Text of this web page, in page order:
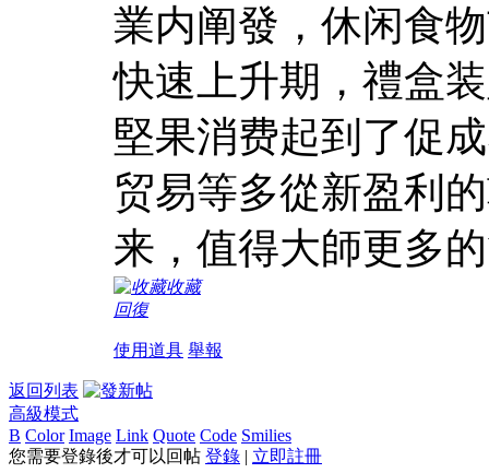
業内阐發，休闲食
快速上升期，禮盒
堅果消费起到了促
贸易等多從新盈利
来，值得大師更多
收藏
回復
使用道具 舉報
返回列表
高級模式
B Color Image Link Quote Code Smilies
您需要登錄後才可以回帖 登錄 | 立即註冊